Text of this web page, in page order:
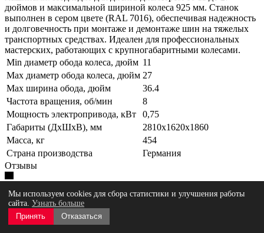
дюймов и максимальной шириной колеса 925 мм. Станок
выполнен в сером цвете (RAL 7016), обеспечивая надежность
и долговечность при монтаже и демонтаже шин на тяжелых
транспортных средствах. Идеален для профессиональных
мастерских, работающих с крупногабаритными колесами.
Min диаметр обода колеса, дюйм 11
Max диаметр обода колеса, дюйм 27
Max ширина обода, дюйм
36.4
Частота вращения, об/мин
8
Мощность электропривода, кВт
0,75
Габариты (ДхШхВ), мм
2810x1620x1860
Масса, кг
454
Страна производства
Германия
Отзывы
Мы используем cookies для сбора статистики и улучшения работы
сайта. Узнать больше
Принять
Отказаться